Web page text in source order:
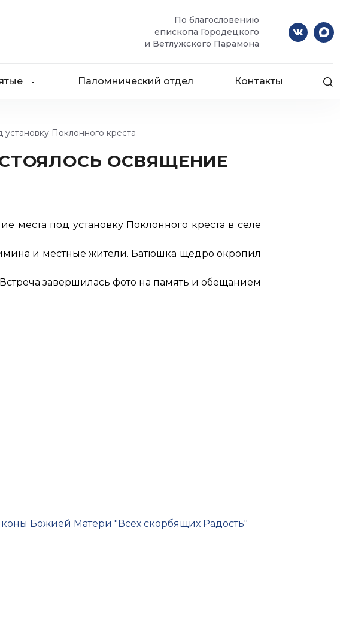
По благословению
епископа Городецкого
и Ветлужского Парамона
Паломнический отдел Контакты
Поклонного креста
ОСВЯЩЕНИЕ
места под установку Поклонного креста в селе
и местные жители. Батюшка щедро окропил
завершилась фото на память и обещанием